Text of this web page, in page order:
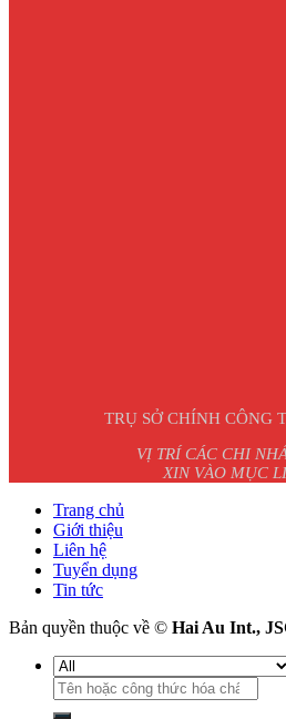
TRỤ SỞ CHÍNH CÔNG
VỊ TRÍ CÁC CHI
XIN VÀO MỤC
Trang chủ
Giới thiệu
Liên hệ
Tuyển dụng
Tin tức
Bản quyền thuộc về © Hai Au Int.,
Tìm
kiếm: